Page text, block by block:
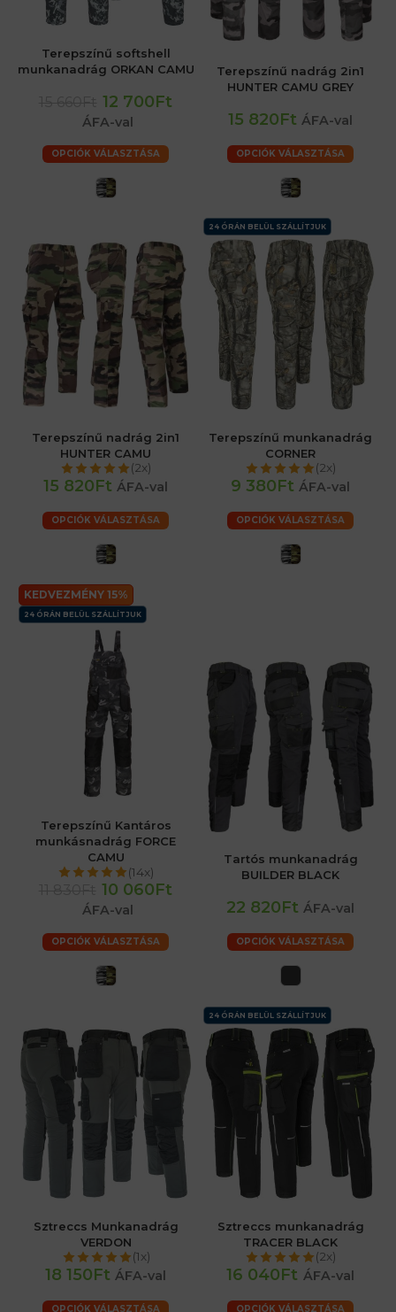
Terepszínű softshell
munkanadrág ORKAN CAMU
12 700Ft
ÁFA-val
OPCIÓK VÁLASZTÁSA
Terepszínű nadrág 2in1
HUNTER CAMU GREY
15 820Ft ÁFA-val
OPCIÓK VÁLASZTÁSA
Terepszínű nadrág 2in1
HUNTER CAMU
(2x)
15 820Ft ÁFA-val
OPCIÓK VÁLASZTÁSA
24 ÓRÁN BELÜL SZÁLLÍTJUK
Terepszínű munkanadrág
CORNER
(2x)
9 380Ft ÁFA-val
OPCIÓK VÁLASZTÁSA
KEDVEZMÉNY 15%
24 ÓRÁN BELÜL SZÁLLÍTJUK
Terepszínű Kantáros
munkásnadrág FORCE
CAMU
(14x)
10 060Ft
ÁFA-val
OPCIÓK VÁLASZTÁSA
Tartós munkanadrág
BUILDER BLACK
22 820Ft ÁFA-val
OPCIÓK VÁLASZTÁSA
Sztreccs Munkanadrág
VERDON
(1x)
18 150Ft ÁFA-val
OPCIÓK VÁLASZTÁSA
24 ÓRÁN BELÜL SZÁLLÍTJUK
Sztreccs munkanadrág
TRACER BLACK
(2x)
16 040Ft ÁFA-val
OPCIÓK VÁLASZTÁSA